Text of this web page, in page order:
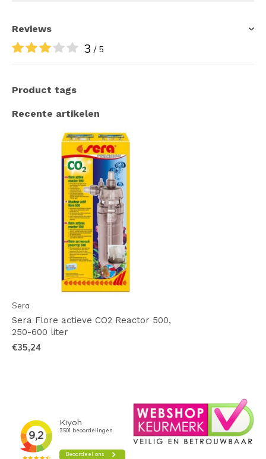
Reviews
3 / 5
Product tags
Recente artikelen
Sera
Sera Flore actieve CO2 Reactor 500,
250-600 liter
€35,24